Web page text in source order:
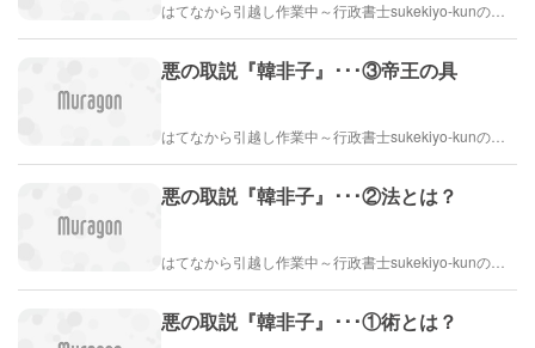
悪の取説『韓非子』･･･③帝王の具
悪の取説『韓非子』･･･②法とは？
悪の取説『韓非子』･･･①術とは？